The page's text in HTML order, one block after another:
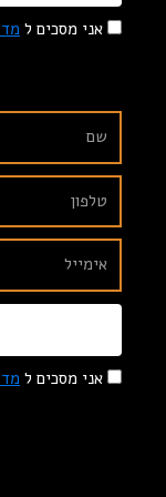
אני מסכים ל
אני מסכים ל